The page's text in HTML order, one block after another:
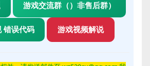
游戏交流群（）非售后群）
错误代码 游戏视频解说